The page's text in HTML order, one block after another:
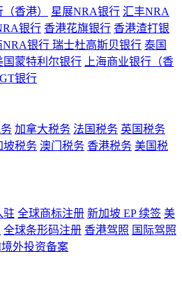
香港） 星展NRA银行 汇丰NRA
银行 香港花旗银行 香港渣打银
NRA银行 瑞士杜高斯贝银行 泰国
国蒙特利尔银行
上海商业银行（香
银行
加拿大税务 法国税务 英国税务
坡税务 澳门税务 香港税务 美国税
驻 全球商标注册 新加坡 EP 续签 美
全球条形码注册 香港驾照 国际驾照
外投资备案